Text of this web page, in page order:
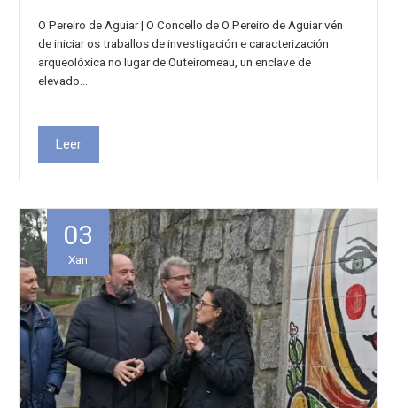
O Pereiro de Aguiar | O Concello de O Pereiro de Aguiar vén
de iniciar os traballos de investigación e caracterización
arqueolóxica no lugar de Outeiromeau, un enclave de
elevado…
Leer
03
Xan